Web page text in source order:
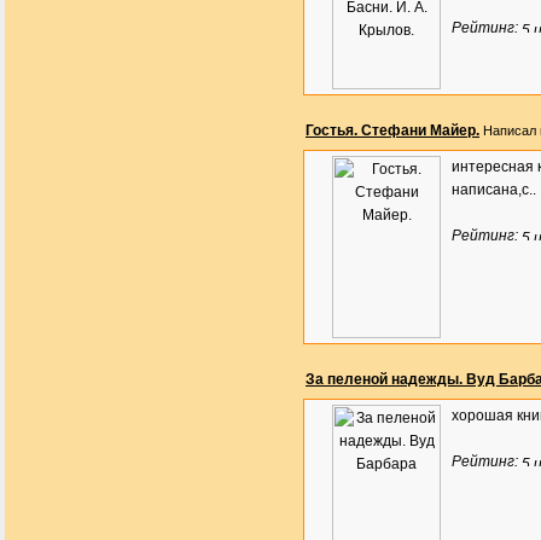
Рейтинг:
Гостья. Стефани Майер. Написал
интересная
написана,с..
Рейтинг:
За пеленой надежды. Вуд
хорошая
Рейтинг: